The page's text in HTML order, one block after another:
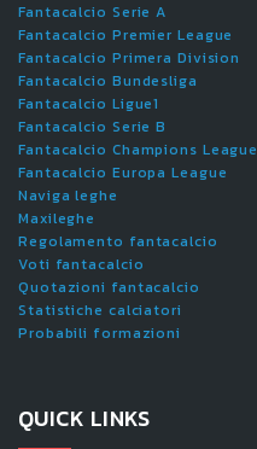
Fantacalcio Serie A
Fantacalcio Premier League
Fantacalcio Primera Division
Fantacalcio Bundesliga
Fantacalcio Ligue1
Fantacalcio Serie B
Fantacalcio Champions League
Fantacalcio Europa League
Naviga leghe
Maxileghe
Regolamento fantacalcio
Voti fantacalcio
Quotazioni fantacalcio
Statistiche calciatori
Probabili formazioni
QUICK LINKS